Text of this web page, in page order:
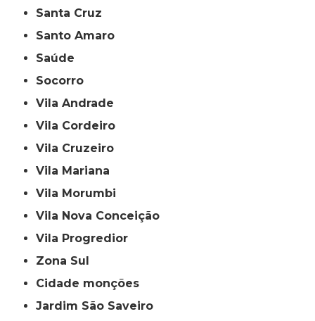
Santa Cruz
Santo Amaro
Saúde
Socorro
Vila Andrade
Vila Cordeiro
Vila Cruzeiro
Vila Mariana
Vila Morumbi
Vila Nova Conceição
Vila Progredior
Zona Sul
cidade monções
jardim São Saveiro